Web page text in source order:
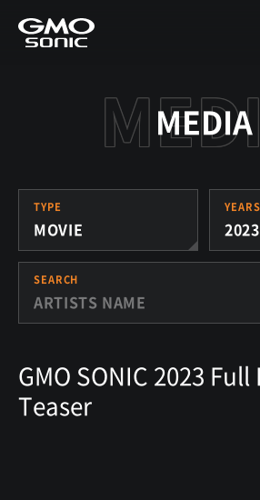
MEDIA
TYPE
MOVIE
YEARS
2023
SEARCH
GMO SONIC 2023
Teaser